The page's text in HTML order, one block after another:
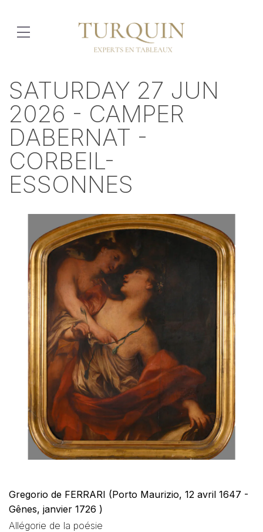
SATURDAY 27 JUN
2026 - CAMPER
DABERNAT -
CORBEIL-
ESSONNES
Gregorio de FERRARI (Porto Maurizio, 12 avril 1647 -
Gênes, janvier 1726 )
Allégorie de la poésie